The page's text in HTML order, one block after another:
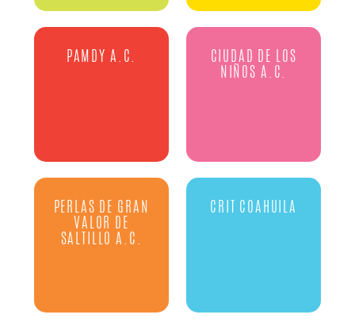
PAMDY A.C.
CIUDAD DE LOS
NIÑOS A.C.
PERLAS DE GRAN
VALOR DE
SALTILLO A.C.
CRIT COAHUILA